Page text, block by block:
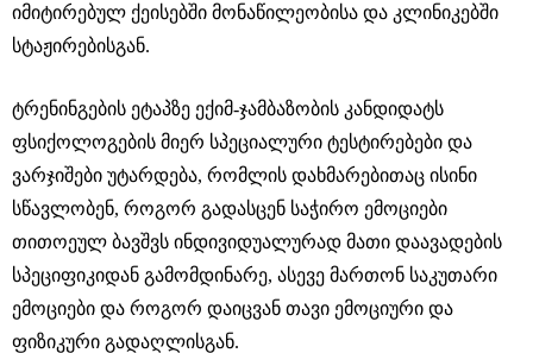
იმიტირებულ ქეისებში მონაწილეობისა და კლინიკებში
სტაჟირებისგან.
ტრენინგების ეტაპზე ექიმ-ჯამბაზობის კანდიდატს
ფსიქოლოგების მიერ სპეციალური ტესტირებები და
ვარჯიშები უტარდება, რომლის დახმარებითაც ისინი
სწავლობენ, როგორ გადასცენ საჭირო ემოციები
თითოეულ ბავშვს ინდივიდუალურად მათი დაავადების
სპეციფიკიდან გამომდინარე, ასევე მართონ საკუთარი
ემოციები და როგორ დაიცვან თავი ემოციური და
ფიზიკური გადაღლისგან.